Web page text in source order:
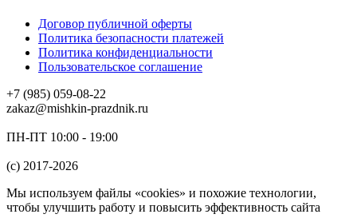
Договор публичной оферты
Политика безопасности платежей
Политика конфиденциальности
Пользовательское соглашение
+7 (985) 059-08-22
zakaz@mishkin-prazdnik.ru
ПН-ПТ 10:00 - 19:00
(c) 2017-2026
Мы используем файлы «cookies» и похожие технологии,
чтобы улучшить работу и повысить эффективность сайта